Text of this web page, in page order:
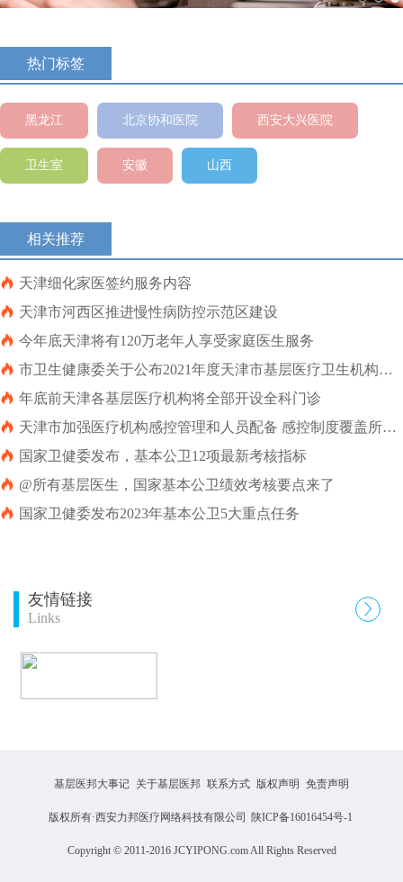
热门标签
黑龙江 北京协和医院 西安大兴医院
卫生室 安徽 山西
相关推荐
 天津细化家医签约服务内容
 天津市河西区推进慢性病防控示范区建设
 今年底天津将有120万老年人享受家庭医生服务
 市卫生健康委关于公布2021年度天津市基层医疗卫生机构绩
效评估结果的通知
 年底前天津各基层医疗机构将全部开设全科门诊
 天津市加强医疗机构感控管理和人员配备 感控制度覆盖所有
诊疗服务
 国家卫健委发布，基本公卫12项最新考核指标
 @所有基层医生，国家基本公卫绩效考核要点来了
 国家卫健委发布2023年基本公卫5大重点任务
友情链接
Links

基层医邦大事记 关于基层医邦 联系方式 版权声明 免责声明
版权所有·西安力邦医疗网络科技有限公司 陕ICP备16016454号-1
Copyright © 2011-2016 JCYIPONG.com All Rights Reserved